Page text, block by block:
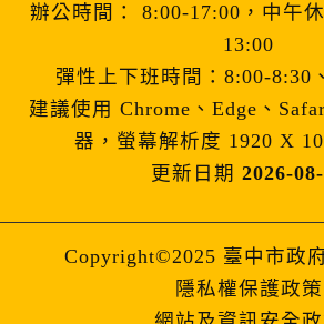
辦公時間： 8:00-17:00，中午
13:00
彈性上下班時間：8:00-8:30
建議使用 Chrome、Edge、
器，螢幕解析度 1920 X
更新日期 2026-
Copyright©2025 臺中市政
隱私權保護政策